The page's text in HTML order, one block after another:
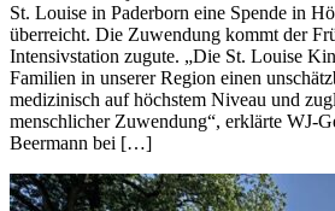
St. Louise in Paderborn eine Spende in
überreicht. Die Zuwendung kommt der
Intensivstation zugute. „Die St. Louise
Familien in unserer Region einen
medizinisch auf höchstem Niveau und
menschlicher Zuwendung“, erklärte WJ-
Beermann bei […]